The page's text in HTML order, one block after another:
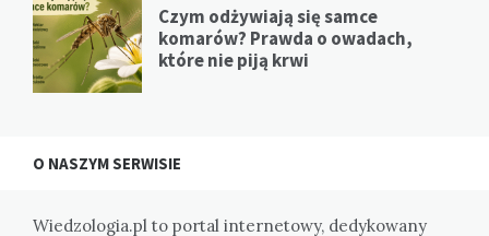
Czym odżywiają się samce
komarów? Prawda o owadach,
które nie piją krwi
O NASZYM SERWISIE
Wiedzologia.pl to portal internetowy, dedykowany